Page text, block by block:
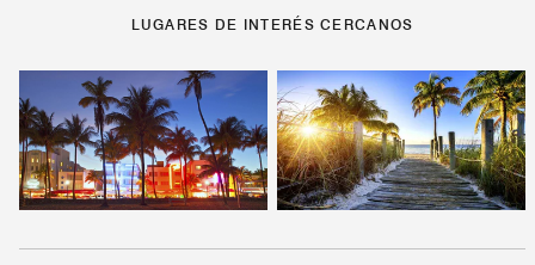
LUGARES DE INTERÉS CERCANOS